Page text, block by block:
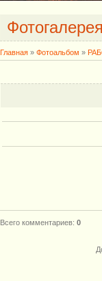
Главная » Фотоальбом »
Всего комментариев: 0